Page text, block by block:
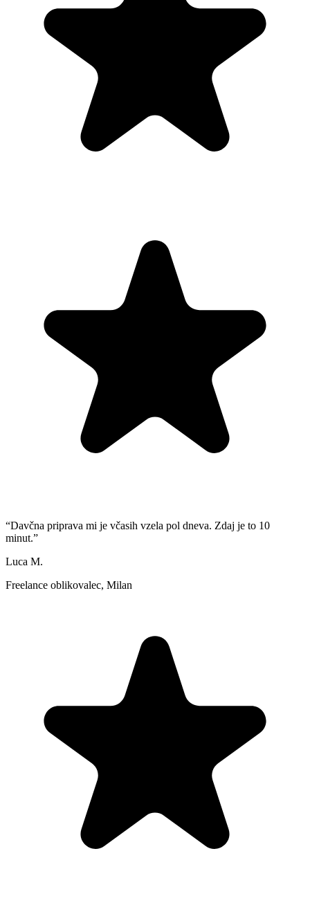
“Davčna priprava mi je včasih vzela pol dneva. Zdaj je to 10
minut.”
Luca M.
Freelance oblikovalec, Milan